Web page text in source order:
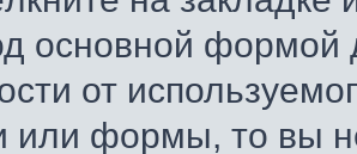
основной формой
от
или формы, то вы